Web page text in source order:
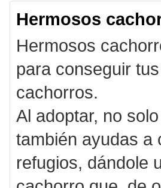
Hermosos
Hermosos
para conseguir
cachorros.
Al adoptar, no
también ayudas a
refugios, dándole